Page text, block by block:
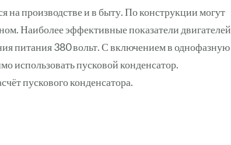
и
рабочего
производстве и в быту. По конструкции могут
Наиболее эффективные показатели двигателей
питания 380 вольт. С включением в однофазную
использовать пусковой конденсатор.
пускового конденсатора.